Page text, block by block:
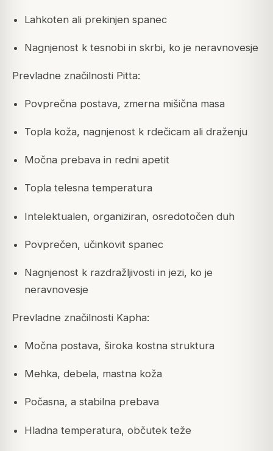
Lahkoten ali prekinjen spanec
Nagnjenost k tesnobi in skrbi, ko je neravnovesje
Prevladne značilnosti Pitta:
Povprečna postava, zmerna mišična masa
Topla koža, nagnjenost k rdečicam ali draženju
Močna prebava in redni apetit
Topla telesna temperatura
Intelektualen, organiziran, osredotočen duh
Povprečen, učinkovit spanec
Nagnjenost k razdražljivosti in jezi, ko je
neravnovesje
Prevladne značilnosti Kapha:
Močna postava, široka kostna struktura
Mehka, debela, mastna koža
Počasna, a stabilna prebava
Hladna temperatura, občutek teže